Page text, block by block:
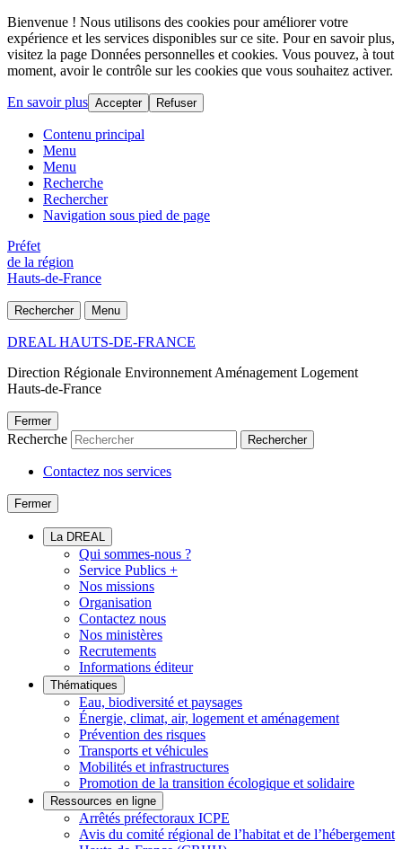
Bienvenue ! Nous utilisons des cookies pour améliorer votre
expérience et les services disponibles sur ce site. Pour en savoir plus,
visitez la page Données personnelles et cookies. Vous pouvez, à tout
moment, avoir le contrôle sur les cookies que vous souhaitez activer.
En savoir plus Accepter Refuser
Contenu principal
Menu
Menu
Recherche
Rechercher
Navigation sous pied de page
Préfet
de la région
Hauts-de-France
Rechercher Menu
DREAL HAUTS-DE-FRANCE
Direction Régionale Environnement Aménagement Logement
Hauts-de-France
Fermer
Recherche Rechercher
Contactez nos services
Fermer
La DREAL
Qui sommes-nous ?
Service Publics +
Nos missions
Organisation
Contactez nous
Nos ministères
Recrutements
Informations éditeur
Thématiques
Eau, biodiversité et paysages
Énergie, climat, air, logement et aménagement
Prévention des risques
Transports et véhicules
Mobilités et infrastructures
Promotion de la transition écologique et solidaire
Ressources en ligne
Arrêtés préfectoraux ICPE
Avis du comité régional de l’habitat et de l’hébergement